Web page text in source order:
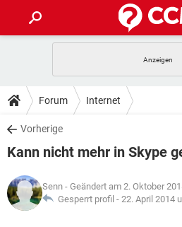
ANDROID
WINDOWS 10
WHATSAPP
FACEBOOK
TIPPS & TRICKS
SPIELE
WHATSAPP
FACEBOOK
DOWNLOADS
SPIELE
ANDROID
WINDOWS 10
WHATSAPP
SPIELE
ANDROID
LEXIKON
SPIELE
Forum Internet
Vorherige
Kann nicht mehr in Skype
Senn - Geändert am 2. Oktober
Gesperrt profil - 22. April 2014